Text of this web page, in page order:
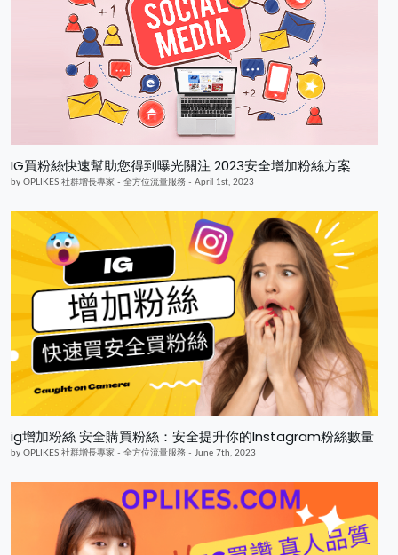
IG買粉絲快速幫助您得到曝光關注 2023安全增加粉絲方案
by OPLIKES 社群增長專家 - 全方位流量服務 - April 1st, 2023
ig增加粉絲 安全購買粉絲：安全提升你的Instagram粉絲數量
by OPLIKES 社群增長專家 - 全方位流量服務 - June 7th, 2023